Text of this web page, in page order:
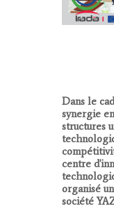
Dans le
synergie
structures
centre
organisé
société